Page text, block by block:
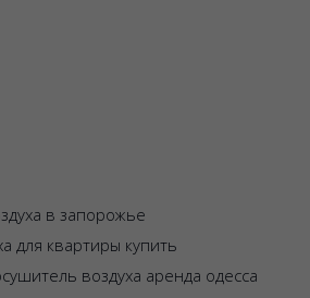
в запорожье
для квартиры купить
воздуха аренда одесса